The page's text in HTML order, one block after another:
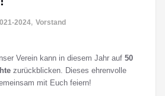
2024, Vorstand
Verein kann in diesem Jahr auf 50
zurückblicken. Dieses ehrenvolle
mit Euch feiern!